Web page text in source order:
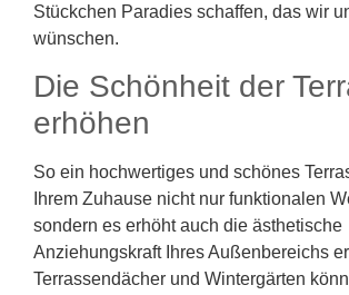
Stückchen Paradies schaffen, das wir
wünschen.
Die Schönheit der
erhöhen
So ein hochwertiges und schönes
Ihrem Zuhause nicht nur funktionalen
sondern es erhöht auch die ästhetische
Anziehungskraft Ihres Außenbereichs
Terrassendächer und Wintergärten